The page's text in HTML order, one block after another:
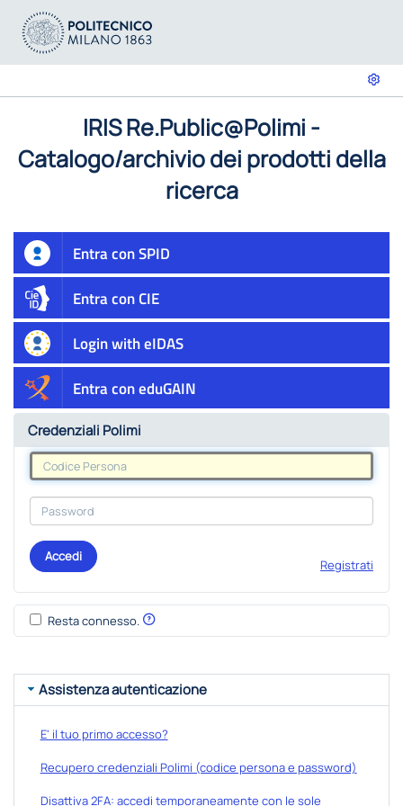
IRIS Re.Public@Polimi -
Catalogo/archivio dei prodotti della
ricerca
Entra con SPID
Entra con CIE
Login with eIDAS
Entra con eduGAIN
Credenziali Polimi
Accedi
Registrati
Resta connesso.
Assistenza autenticazione
E' il tuo primo accesso?
Recupero credenziali Polimi (codice persona e password)
Disattiva 2FA: accedi temporaneamente con le sole